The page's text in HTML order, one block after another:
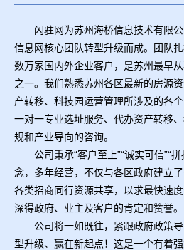
闪驻网为苏州海桥信息技术有限公
信息网核心团队转型升级而成。团队
数万家国内外企业客户，是苏州最早
之一。我们熟悉苏州各区最新的房源
产转移、科技园运营管理所涉及的各
一对一专业选址服务、代办资产转移
规和产业导向的咨询。
公司秉承“客户至上”“诚实可信”“拼
念，多年经营，不仅与各区政府建立
各类招商同行资源共享，以求最快速
深得政府、业主及客户的肯定和赞誉。
公司将一如既往，紧跟政府政策导
型升级、赢在新起点！这是一个有着